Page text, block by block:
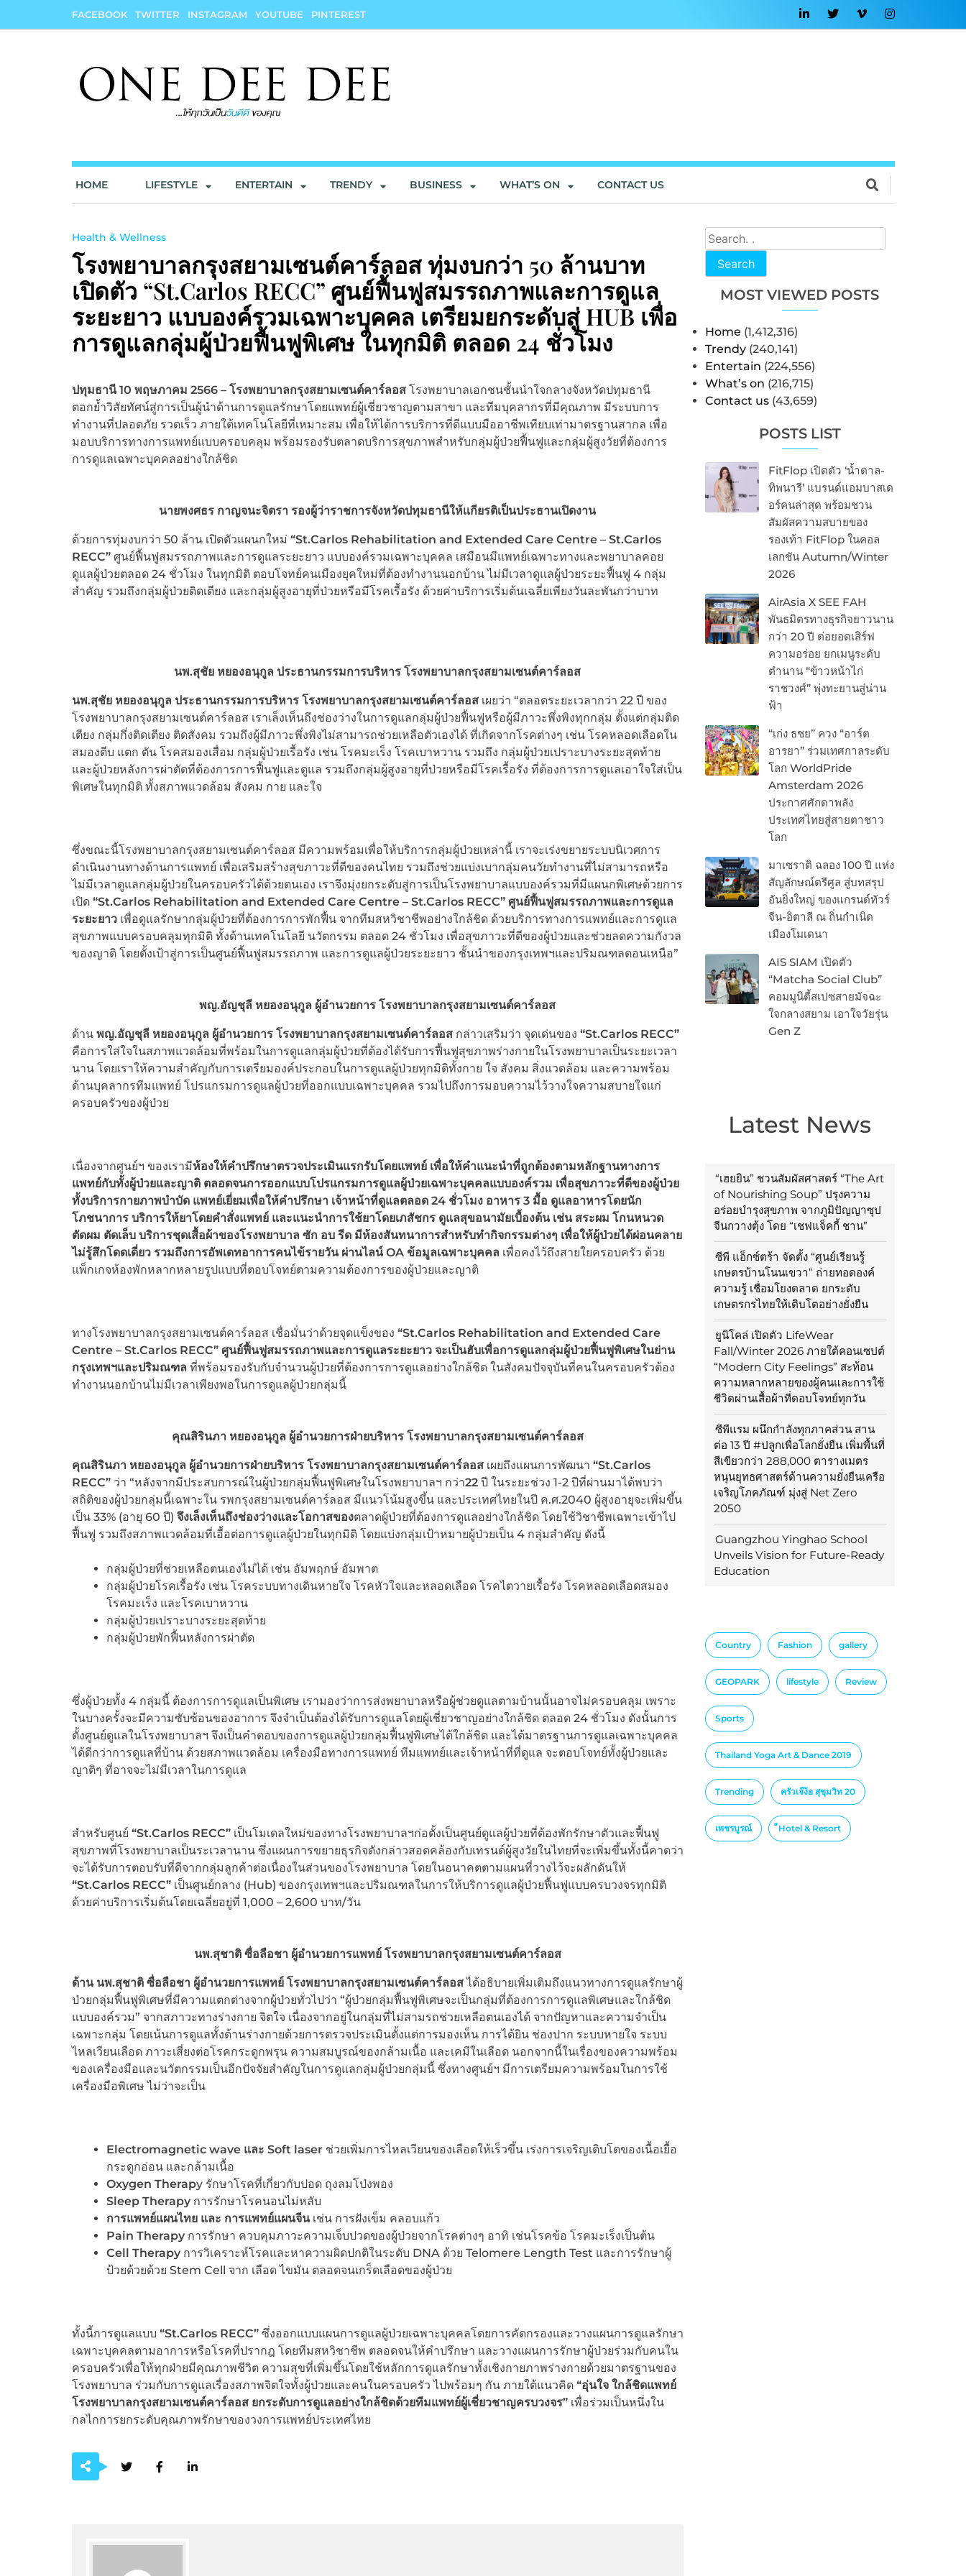
FACEBOOK TWITTER INSTAGRAM YOUTUBE PINTEREST
HOME LIFESTYLE ENTERTAIN TRENDY BUSINESS WHAT’S ON CONTACT US
Search
MOST VIEWED POSTS
Home (1,412,316)
Trendy (240,141)
Entertain (224,556)
What’s on (216,715)
Contact us (43,659)
POSTS LIST
FitFlop เปิดตัว ‘น้ำตาล-
ทิพนารี’ แบรนด์แอมบาสเด
อร์คนล่าสุด พร้อมชวน
สัมผัสความสบายของ
รองเท้า FitFlop ในคอล
เลกชัน Autumn/Winter
2026
AirAsia X SEE FAH
พันธมิตรทางธุรกิจยาวนาน
กว่า 20 ปี ต่อยอดเสิร์ฟ
ความอร่อย ยกเมนูระดับ
ตำนาน “ข้าวหน้าไก่
ราชวงศ์” พุ่งทะยานสู่น่าน
ฟ้า
“เก่ง ธชย” ควง “อาร์ต
อารยา” ร่วมเทศกาลระดับ
โลก WorldPride
Amsterdam 2026
ประกาศศักดาพลัง
ประเทศไทยสู่สายตาชาว
โลก
มาเซราติ ฉลอง 100 ปี แห่ง
สัญลักษณ์ตรีศูล สู่บทสรุป
อันยิ่งใหญ่ ของแกรนด์ทัวร์
จีน-อิตาลี ณ ถิ่นกำเนิด
เมืองโมเดนา
AIS SIAM เปิดตัว
“Matcha Social Club”
คอมมูนิตี้สเปซสายมัจฉะ
ใจกลางสยาม เอาใจวัยรุ่น
Gen Z
Latest News
“เฮยยิน” ชวนสัมผัสศาสตร์ “The Art
of Nourishing Soup” ปรุงความ
อร่อยบำรุงสุขภาพ จากภูมิปัญญาซุป
จีนกวางตุ้ง โดย “เชฟแจ็คกี้ ชาน”
ซีพี แอ็กซ์ตร้า จัดตั้ง “ศูนย์เรียนรู้
เกษตรบ้านโนนเขวา” ถ่ายทอดองค์
ความรู้ เชื่อมโยงตลาด ยกระดับ
เกษตรกรไทยให้เติบโตอย่างยั่งยืน
ยูนิโคล่ เปิดตัว LifeWear
Fall/Winter 2026 ภายใต้คอนเซปต์
“Modern City Feelings” สะท้อน
ความหลากหลายของผู้คนและการใช้
ชีวิตผ่านเสื้อผ้าที่ตอบโจทย์ทุกวัน
ซีพีแรม ผนึกกำลังทุกภาคส่วน สาน
ต่อ 13 ปี #ปลูกเพื่อโลกยั่งยืน เพิ่มพื้นที่
สีเขียวกว่า 288,000 ตารางเมตร
หนุนยุทธศาสตร์ด้านความยั่งยืนเครือ
เจริญโภคภัณฑ์ มุ่งสู่ Net Zero
2050
Guangzhou Yinghao School
Unveils Vision for Future-Ready
Education
Country Fashion gallery
GEOPARK lifestyle Review
Sports
Thailand Yoga Art & Dance 2019
Trending ครัวเจ๊ง้อ สุขุมวิท 20
เพชรบูรณ์ ็Hotel & Resort
Health & Wellness
โรงพยาบาลกรุงสยามเซนต์คาร์ลอส ทุ่มงบกว่า 50 ล้านบาท
เปิดตัว “St.Carlos RECC” ศูนย์ฟื้นฟูสมรรถภาพและการดูแล
ระยะยาว แบบองค์รวมเฉพาะบุคคล เตรียมยกระดับสู่ HUB เพื่อ
การดูแลกลุ่มผู้ป่วยฟื้นฟูพิเศษ ในทุกมิติ ตลอด 24 ชั่วโมง
ปทุมธานี 10 พฤษภาคม 2566 – โรงพยาบาลกรุงสยามเซนต์คาร์ลอสโรงพยาบาลเอกชนชั้นนำใจกลางจังหวัดปทุมธานี
ตอกย้ำวิสัยทัศน์สู่การเป็นผู้นำด้านการดูแลรักษาโดยแพทย์ผู้เชี่ยวชาญตามสาขา และทีมบุคลากรที่มีคุณภาพ มีระบบการ
ทำงานที่ปลอดภัย รวดเร็ว ภายใต้เทคโนโลยีที่เหมาะสม เพื่อให้ได้การบริการที่ดีแบบมืออาชีพเทียบเท่ามาตรฐานสากล เพื่อ
มอบบริการทางการแพทย์แบบครอบคลุม พร้อมรองรับตลาดบริการสุขภาพสำหรับกลุ่มผู้ป่วยฟื้นฟูและกลุ่มผู้สูงวัยที่ต้องการ
การดูแลเฉพาะบุคคลอย่างใกล้ชิด
นายพงศธร กาญจนะจิตรา รองผู้ว่าราชการจังหวัดปทุมธานีให้เเกียรติเป็นประธานเปิดงาน
ด้วยการทุ่มงบกว่า 50 ล้าน เปิดตัวแผนกใหม่ “St.Carlos Rehabilitation and Extended Care Centre – St.Carlos
RECC”ศูนย์ฟื้นฟูสมรรถภาพและการดูแลระยะยาว แบบองค์รวมเฉพาะบุคคล เสมือนมีแพทย์เฉพาะทางและพยาบาลคอย
ดูแลผู้ป่วยตลอด 24 ชั่วโมง ในทุกมิติ ตอบโจทย์คนเมืองยุคใหม่ที่ต้องทำงานนอกบ้าน ไม่มีเวลาดูแลผู้ป่วยระยะฟื้นฟู 4 กลุ่ม
สำคัญ รวมถึงกลุ่มผู้ป่วยติดเตียง และกลุ่มผู้สูงอายุที่ป่วยหรือมีโรคเรื้อรัง ด้วยค่าบริการเริ่มต้นเฉลี่ยเพียงวันละพันกว่าบาท
นพ.สุชัย หยองอนุกูล ประธานกรรมการบริหาร โรงพยาบาลกรุงสยามเซนต์คาร์ลอส
นพ.สุชัย หยองอนุกูล ประธานกรรมการบริหาร โรงพยาบาลกรุงสยามเซนต์คาร์ลอสเผยว่า “ตลอดระยะเวลากว่า 22 ปี ของ
โรงพยาบาลกรุงสยามเซนต์คาร์ลอส เราเล็งเห็นถึงช่องว่างในการดูแลกลุ่มผู้ป่วยฟื้นฟูหรือผู้มีภาวะพึ่งพิงทุกกลุ่ม ตั้งแต่กลุ่มติด
เตียง กลุ่มกึ่งติดเตียง ติดสังคม รวมถึงผู้มีภาวะพึ่งพิงไม่สามารถช่วยเหลือตัวเองได้ ที่เกิดจากโรคต่างๆ เช่น โรคหลอดเลือดใน
สมองตีบ แตก ตัน โรคสมองเสื่อม กลุ่มผู้ป่วยเรื้อรัง เช่น โรคมะเร็ง โรคเบาหวาน รวมถึง กลุ่มผู้ป่วยเปราะบางระยะสุดท้าย
และผู้ป่วยหลังการผ่าตัดที่ต้องการการฟื้นฟูและดูแล รวมถึงกลุ่มผู้สูงอายุที่ป่วยหรือมีโรคเรื้อรัง ที่ต้องการการดูแลเอาใจใส่เป็น
พิเศษในทุกมิติ ทั้งสภาพแวดล้อม สังคม กาย และใจ
ซึ่งขณะนี้โรงพยาบาลกรุงสยามเซนต์คาร์ลอส มีความพร้อมเพื่อให้บริการกลุ่มผู้ป่วยเหล่านี้ เราจะเร่งขยายระบบนิเวศการ
ดำเนินงานทางด้านการแพทย์ เพื่อเสริมสร้างสุขภาวะที่ดีของคนไทย รวมถึงช่วยแบ่งเบากลุ่มคนวัยทำงานที่ไม่สามารถหรือ
ไม่มีเวลาดูแลกลุ่มผู้ป่วยในครอบครัวได้ด้วยตนเอง เราจึงมุ่งยกระดับสู่การเป็นโรงพยาบาลแบบองค์รวมที่มีแผนกพิเศษด้วยการ
เปิด “St.Carlos Rehabilitation and Extended Care Centre – St.Carlos RECC” ศูนย์ฟื้นฟูสมรรถภาพและการดูแล
ระยะยาวเพื่อดูแลรักษากลุ่มผู้ป่วยที่ต้องการการพักฟื้น จากทีมสหวิชาชีพอย่างใกล้ชิด ด้วยบริการทางการแพทย์และการดูแล
สุขภาพแบบครอบคลุมทุกมิติ ทั้งด้านเทคโนโลยี นวัตกรรม ตลอด 24 ชั่วโมง เพื่อสุขภาวะที่ดีของผู้ป่วยและช่วยลดความกังวล
ของญาติ โดยตั้งเป้าสู่การเป็นศูนย์ฟื้นฟูสมรรถภาพ และการดูแลผู้ป่วยระยะยาว ชั้นนำของกรุงเทพฯและปริมณฑลตอนเหนือ”
พญ.อัญชุลี หยองอนุกูล ผู้อำนวยการ โรงพยาบาลกรุงสยามเซนต์คาร์ลอส
ด้าน พญ.อัญชุลี หยองอนุกูล ผู้อำนวยการ โรงพยาบาลกรุงสยามเซนต์คาร์ลอส กล่าวเสริมว่า จุดเด่นของ “St.Carlos RECC”
คือการใส่ใจในสภาพแวดล้อมที่พร้อมในการดูแลกลุ่มผู้ป่วยที่ต้องได้รับการฟื้นฟูสุขภาพร่างกายในโรงพยาบาลเป็นระยะเวลา
นาน โดยเราให้ความสำคัญกับการเตรียมองค์ประกอบในการดูแลผู้ป่วยทุกมิติทั้งกาย ใจ สังคม สิ่งแวดล้อม และความพร้อม
ด้านบุคลากรทีมแพทย์ โปรแกรมการดูแลผู้ป่วยที่ออกแบบเฉพาะบุคคล รวมไปถึงการมอบความไว้วางใจความสบายใจแก่
ครอบครัวของผู้ป่วย
เนื่องจากศูนย์ฯ ของเรามีห้องให้คำปรึกษาตรวจประเมินแรกรับโดยแพทย์เพื่อให้คำแนะนำที่ถูกต้องตามหลักฐานทางการ
แพทย์กับทั้งผู้ป่วยและญาติ ตลอดจนการออกแบบโปรแกรมการดูแลผู้ป่วยเฉพาะบุคคลแบบองค์รวม เพื่อสุขภาวะที่ดีของผู้ป่วย
ทั้งบริการกายภาพบำบัด แพทย์เยี่ยมเพื่อให้คำปรึกษา เจ้าหน้าที่ดูแลตลอด 24 ชั่วโมง อาหาร 3 มื้อ ดูแลอาหารโดยนัก
โภชนาการ บริการให้ยาโดยคำสั่งแพทย์ และแนะนำการใช้ยาโดยเภสัชกร ดูแลสุขอนามัยเบื้องต้น เช่น สระผม โกนหนวด
ตัดผม ตัดเล็บ บริการชุดเสื้อผ้าของโรงพยาบาล ซัก อบ รีด มีห้องสันทนาการสำหรับทำกิจกรรมต่างๆ เพื่อให้ผู้ป่วยได้ผ่อนคลาย
ไม่รู้สึกโดดเดี่ยว รวมถึงการอัพเดทอาการคนไข้รายวัน ผ่านไลน์OA ข้อมูลเฉพาะบุคคล เพื่อคงไว้ถึงสายใยครอบครัว ด้วย
แพ็กเกจห้องพักหลากหลายรูปแบบที่ตอบโจทย์ตามความต้องการของผู้ป่วยและญาติ
ทางโรงพยาบาลกรุงสยามเซนต์คาร์ลอส เชื่อมั่นว่าด้วยจุดแข็งของ “St.Carlos Rehabilitation and Extended Care
Centre – St.Carlos RECC” ศูนย์ฟื้นฟูสมรรถภาพและการดูแลระยะยาว จะเป็นฮับเพื่อการดูแลกลุ่มผู้ป่วยฟื้นฟูพิเศษในย่าน
กรุงเทพฯและปริมณฑล ที่พร้อมรองรับกับจำนวนผู้ป่วยที่ต้องการการดูแลอย่างใกล้ชิด ในสังคมปัจจุบันที่คนในครอบครัวต้อง
ทำงานนอกบ้านไม่มีเวลาเพียงพอในการดูแลผู้ป่วยกลุ่มนี้
คุณสิรินภา หยองอนุกูล ผู้อำนวยการฝ่ายบริหาร โรงพยาบาลกรุงสยามเซนต์คาร์ลอส
คุณสิรินภา หยองอนุกูล ผู้อำนวยการฝ่ายบริหาร โรงพยาบาลกรุงสยามเซนต์คาร์ลอส เผยถึงแผนการพัฒนา “St.Carlos
RECC” ว่า “หลังจากมีประสบการณ์ในผู้ป่วยกลุ่มฟื้นฟูพิเศษในโรงพยาบาลฯ กว่า22ปี ในระยะช่วง 1-2 ปีที่ผ่านมาได้พบว่า
สถิติของผู้ป่วยกลุ่มนี้เฉพาะใน รพกรุงสยามเซนต์คาร์ลอส มีแนวโน้มสูงขึ้น และประเทศไทยในปี ค.ศ.2040 ผู้สูงอายุจะเพิ่มขึ้น
เป็น 33% (อายุ 60 ปี) จึงเล็งเห็นถึงช่องว่างและโอกาสของตลาดผู้ป่วยที่ต้องการดูแลอย่างใกล้ชิด โดยใช้วิชาชีพเฉพาะเข้าไป
ฟื้นฟู รวมถึงสภาพแวดล้อมที่เอื้อต่อการดูแลผู้ป่วยในทุกมิติ โดยแบ่งกลุ่มเป้าหมายผู้ป่วยเป็น 4 กลุ่มสำคัญ ดังนี้
กลุ่มผู้ป่วยที่ช่วยเหลือตนเองไม่ได้ เช่น อัมพฤกษ์ อัมพาต
กลุ่มผู้ป่วยโรคเรื้อรัง เช่น โรคระบบทางเดินหายใจ โรคหัวใจและหลอดเลือด โรคไตวายเรื้อรัง โรคหลอดเลือดสมอง
โรคมะเร็ง และโรคเบาหวาน
กลุ่มผู้ป่วยเปราะบางระยะสุดท้าย
กลุ่มผู้ป่วยพักฟื้นหลังการผ่าตัด
ซึ่งผู้ป่วยทั้ง 4 กลุ่มนี้ ต้องการการดูแลเป็นพิเศษ เรามองว่าการส่งพยาบาลหรือผู้ช่วยดูแลตามบ้านนั้นอาจไม่ครอบคลุม เพราะ
ในบางครั้งจะมีความซับซ้อนของอาการ จึงจำเป็นต้องได้รับการดูแลโดยผู้เชี่ยวชาญอย่างใกล้ชิด ตลอด 24 ชั่วโมง ดังนั้นการ
ตั้งศูนย์ดูแลในโรงพยาบาลฯ จึงเป็นคำตอบของการดูแลผู้ป่วยกลุ่มฟื้นฟูพิเศษได้ใกล้ชิด และได้มาตรฐานการดูแลเฉพาะบุคคล
ได้ดีกว่าการดูแลที่บ้าน ด้วยสภาพแวดล้อม เครื่องมือทางการแพทย์ ทีมแพทย์และเจ้าหน้าที่ที่ดูแล จะตอบโจทย์ทั้งผู้ป่วยและ
ญาติๆ ที่อาจจะไม่มีเวลาในการดูแล
สำหรับศูนย์ “St.Carlos RECC” เป็นโมเดลใหม่ของทางโรงพยาบาลฯก่อตั้งเป็นศูนย์ดูแลผู้ป่วยที่ต้องพักรักษาตัวและฟื้นฟู
สุขภาพที่โรงพยาบาลเป็นระเวลานาน ซึ่งแผนการขยายธุรกิจดังกล่าวสอดคล้องกับเทรนด์ผู้สูงวัยในไทยที่จะเพิ่มขึ้นทั้งนี้คาดว่า
จะได้รับการตอบรับที่ดีจากกลุ่มลูกค้าต่อเนื่องในส่วนของโรงพยาบาล โดยในอนาคตตามแผนที่วางไว้จะผลักดันให้
“St.Carlos RECC” เป็นศูนย์กลาง (Hub) ของกรุงเทพฯและปริมณฑลในการให้บริการดูแลผู้ป่วยฟื้นฟูแบบครบวงจรทุกมิติ
ด้วยค่าบริการเริ่มต้นโดยเฉลี่ยอยู่ที่ 1,000 – 2,600 บาท/วัน
นพ.สุชาติ ซื่อลือชา ผู้อำนวยการแพทย์ โรงพยาบาลกรุงสยามเซนต์คาร์ลอส
ด้าน นพ.สุชาติ ซื่อลือชา ผู้อำนวยการแพทย์ โรงพยาบาลกรุงสยามเซนต์คาร์ลอสได้อธิบายเพิ่มเติมถึงแนวทางการดูแลรักษาผู้
ป่วยกลุ่มฟื้นฟูพิเศษที่มีความแตกต่างจากผู้ป่วยทั่วไปว่า “ผู้ป่วยกลุ่มฟื้นฟูพิเศษจะเป็นกลุ่มที่ต้องการการดูแลพิเศษและใกล้ชิด
แบบองค์รวม” จากสภาวะทางร่างกาย จิตใจ เนื่องจากอยู่ในกลุ่มที่ไม่สามรถช่วยเหลือตนเองได้ จากปัญหาและความจำเป็น
เฉพาะกลุ่ม โดยเน้นการดูแลทั้งด้านร่างกายด้วยการตรวจประเมินตั้งแต่การมองเห็น การได้ยิน ช่องปาก ระบบหายใจ ระบบ
ไหลเวียนเลือด ภาวะเสี่ยงต่อโรคกระดูกพรุน ความสมบูรณ์ของกล้ามเนื้อ และเคมีในเลือด นอกจากนี้ในเรื่องของความพร้อม
ของเครื่องมือและนวัตกรรมเป็นอีกปัจจัยสำคัญในการดูแลกลุ่มผู้ป่วยกลุ่มนี้ ซึ่งทางศูนย์ฯ มีการเตรียมความพร้อมในการใช้
เครื่องมือพิเศษ ไม่ว่าจะเป็น
Electromagnetic wave และ Soft laserช่วยเพิ่มการไหลเวียนของเลือดให้เร็วขึ้น เร่งการเจริญเติบโตของเนื้อเยื้อ
กระดูกอ่อน และกล้ามเนื้อ
Oxygen Therapy รักษาโรคที่เกี่ยวกับปอด ถุงลมโป่งพอง
Sleep Therapyการรักษาโรคนอนไม่หลับ
การแพทย์แผนไทย และ การแพทย์แผนจีนเช่น การฝังเข็ม คลอบแก้ว
Pain Therapyการรักษา ควบคุมภาวะความเจ็บปวดของผู้ป่วยจากโรคต่างๆ อาทิ เช่นโรคข้อ โรคมะเร็งเป็นต้น
Cell Therapyการวิเคราะห์โรคและหาความผิดปกติในระดับ DNA ด้วย Telomere Length Test และการรักษาผู้
ป้วยด้วยด้วย Stem Cell จาก เลือด ไขมัน ตลอดจนเกร็ดเลือดของผู้ป่วย
ทั้งนี้การดูแลแบบ “St.Carlos RECC” ซึ่งออกแบบแผนการดูแลผู้ป่วยเฉพาะบุคคลโดยการคัดกรองและวางแผนการดูแลรักษา
เฉพาะบุคคลตามอาการหรือโรคที่ปรากฎ โดยทีมสหวิชาชีพ ตลอดจนให้คำปรึกษา และวางแผนการรักษาผู้ป่วยร่วมกับคนใน
ครอบครัวเพื่อให้ทุกฝ่ายมีคุณภาพชีวิต ความสุขที่เพิ่มขึ้นโดยใช้หลักการดูแลรักษาทั้งเชิงกายภาพร่างกายด้วยมาตรฐานของ
โรงพยาบาล ร่วมกับการดูแลเรื่องสภาพจิตใจทั้งผู้ป่วยและคนในครอบครัว ไปพร้อมๆ กัน ภายใต้แนวคิด “อุ่นใจ ใกล้ชิดแพทย์
โรงพยาบาลกรุงสยามเซนต์คาร์ลอส ยกระดับการดูแลอย่างใกล้ชิดด้วยทีมแพทย์ผู้เชี่ยวชาญครบวงจร”เพื่อร่วมเป็นหนึ่งใน
กลไกการยกระดับคุณภาพรักษาของวงการแพทย์ประเทศไทย